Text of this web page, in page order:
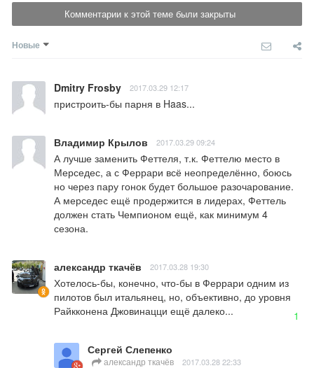
Комментарии к этой теме были закрыты
Новые
Dmitry Frosby 2017.03.29 12:17
пристроить-бы парня в Haas...
Владимир Крылов 2017.03.29 09:24
А лучше заменить Феттеля, т.к. Феттелю место в
Мерседес, а с Феррари всё неопределённо, боюсь
но через пару гонок будет большое разочарование.
А мерседес ещё продержится в лидерах, Феттель
должен стать Чемпионом ещё, как минимум 4
сезона.
александр ткачёв 2017.03.28 19:30
Хотелось-бы, конечно, что-бы в Феррари одним из
пилотов был итальянец, но, объективно, до уровня
Райкконена Джовинацци ещё далеко...
1
Сергей Слепенко
александр ткачёв 2017.03.28 22:33